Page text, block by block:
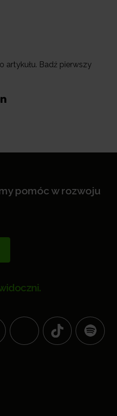
artykułu. Badź pierwszy
pomóc w rozwoju